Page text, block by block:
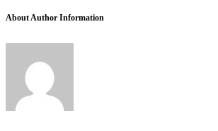
About Author Information